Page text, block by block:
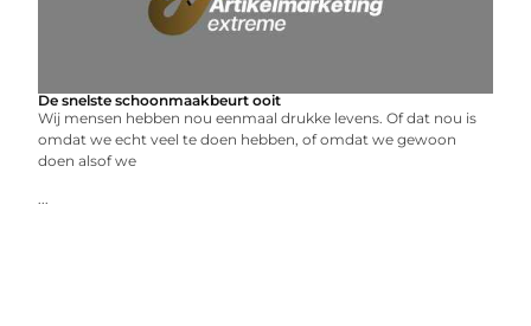
De snelste schoonmaakbeurt ooit
Wij mensen hebben nou eenmaal drukke levens. Of dat nou is
omdat we echt veel te doen hebben, of omdat we gewoon
doen alsof we
...